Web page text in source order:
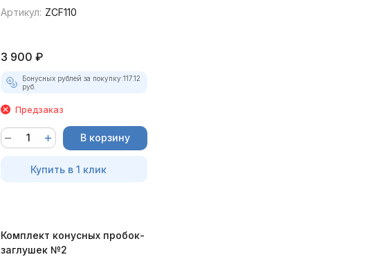
для смартфона
Артикул: ZCF110
3 900 ₽
Бонусных рублей за покупку:117.12
руб.
Предзаказ
В корзину
Купить в 1 клик
Комплект конусных пробок-
заглушек №2